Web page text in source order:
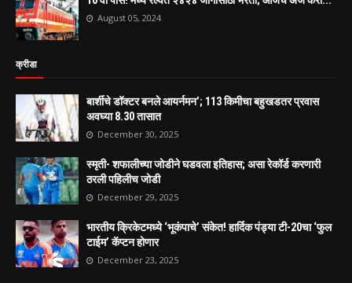
August 05, 2024
क्रीडा
बार्शीचे डॉक्टर बनले आयर्नमन’; 113 किमीचा बहुखडतर प्रवास
अवघ्या 8.30 तासात
December 30, 2025
स्मृती- शफालीच्या जोडीने घडवला इतिहास; असा रेकॉर्ड करणारी
ठरली पहिलीच जोडी
December 29, 2025
भारतीय क्रिकेटमध्ये ‘भूकंपाचे’ संकेत! हार्दिक पंड्या टी-20चा ‘फुल
टाईम’ कॅप्टन होणार
December 23, 2025